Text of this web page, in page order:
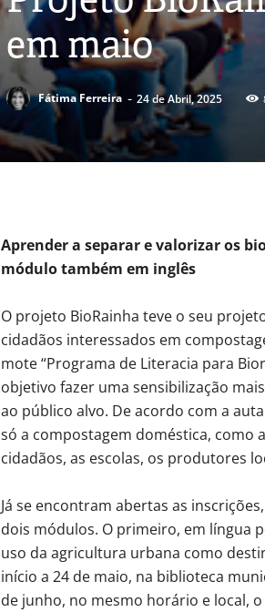
em maio
Fátima Ferreira - 24 de Abril, 2025
Aprender a separar e valorizar os
módulo também em inglês
O projeto BioRainha teve o seu
cidadãos interessados em
mote “Programa de Literacia para
objetivo fazer uma sensibilização
ao público alvo. De acordo com a
só a compostagem doméstica, como
cidadãos, as escolas, os produtores
Já se encontram abertas as
dois módulos. O primeiro, em língua
uso da agricultura urbana como
início a 24 de maio, na biblioteca
de junho, no mesmo horário e local,